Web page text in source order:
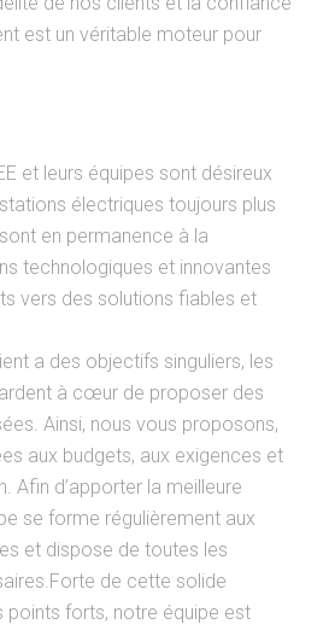
est un véritable moteur pour
et leurs équipes sont désireux
électriques toujours plus
en permanence à la
technologiques et innovantes
vers des solutions fiables et
a des objectifs singuliers, les
à cœur de proposer des
Ainsi, nous vous proposons,
aux budgets, aux exigences et
Afin d’apporter la meilleure
se forme régulièrement aux
et dispose de toutes les
de cette solide
points forts, notre équipe est